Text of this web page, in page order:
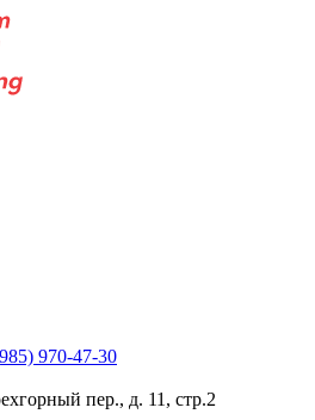
970-47-30
пер., д. 11, стр.2